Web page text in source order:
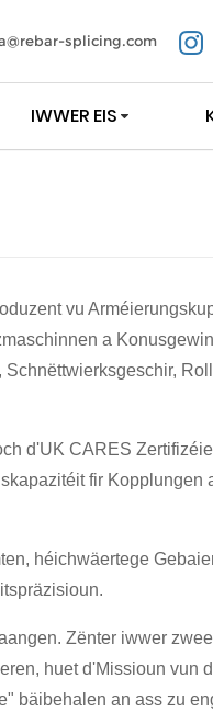
splicing.com
IWWER EIS
vu
a
d'UK CARES
fir Kopplungen
héichwäertege
Zënter iwwer
huet d'Missioun vun
bäibehalen an ass zu